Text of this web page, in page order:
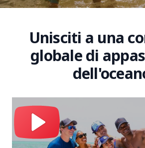
Unisciti a una
globale di